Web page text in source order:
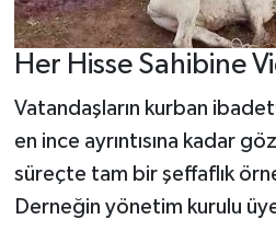
Her Hisse Sahibine
Vatandaşların kurban
en ince ayrıntısına kadar
süreçte tam bir şeffaflık
Derneğin yönetim kurulu